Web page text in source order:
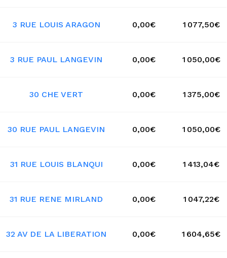
3 RUE LOUIS ARAGON 0,00€ 1 077,50€
3 RUE PAUL LANGEVIN 0,00€ 1 050,00€
30 CHE VERT 0,00€ 1 375,00€
30 RUE PAUL LANGEVIN 0,00€ 1 050,00€
31 RUE LOUIS BLANQUI 0,00€ 1 413,04€
31 RUE RENE MIRLAND 0,00€ 1 047,22€
32 AV DE LA LIBERATION 0,00€ 1 604,65€